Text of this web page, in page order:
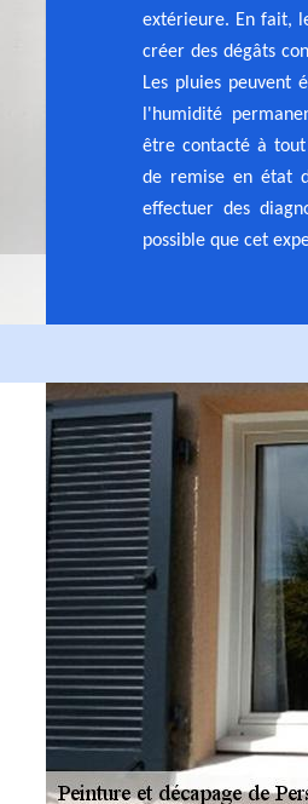
extérieure. En fait,
créer des dégâts
Les pluies peuvent
l'humidité
être contacté à
de remise en état
effectuer des
possible que cet